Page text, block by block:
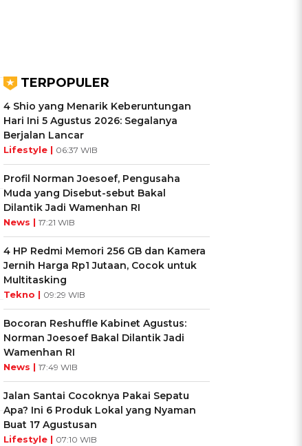
TERPOPULER
4 Shio yang Menarik Keberuntungan
Hari Ini 5 Agustus 2026: Segalanya
Berjalan Lancar
Lifestyle | 06:37 WIB
Profil Norman Joesoef, Pengusaha
Muda yang Disebut-sebut Bakal
Dilantik Jadi Wamenhan RI
News | 17:21 WIB
4 HP Redmi Memori 256 GB dan Kamera
Jernih Harga Rp1 Jutaan, Cocok untuk
Multitasking
Tekno | 09:29 WIB
Bocoran Reshuffle Kabinet Agustus:
Norman Joesoef Bakal Dilantik Jadi
Wamenhan RI
News | 17:49 WIB
Jalan Santai Cocoknya Pakai Sepatu
Apa? Ini 6 Produk Lokal yang Nyaman
Buat 17 Agustusan
Lifestyle | 07:10 WIB